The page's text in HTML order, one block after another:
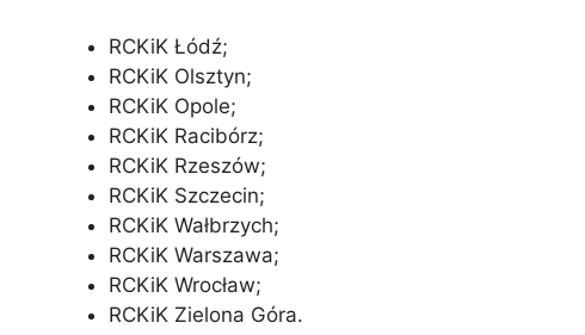
RCKiK Łódź;
RCKiK Olsztyn;
RCKiK Opole;
RCKiK Racibórz;
RCKiK Rzeszów;
RCKiK Szczecin;
RCKiK Wałbrzych;
RCKiK Warszawa;
RCKiK Wrocław;
RCKiK Zielona Góra.